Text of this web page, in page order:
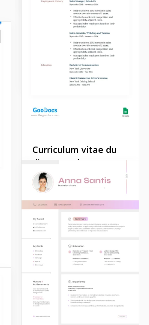
un illustrateur est de savoir
se représenter lui-même.
Ici, vous pouvez voir un joli
modèle de CV avec un beau
design bleu.
Google Docs
Curriculum vitae du
directeur des ventes
Notre modèle de CV de
responsable des ventes est
spécialement conçu pour
attirer l'attention des RH
sur votre parcours
formation.
Google Docs